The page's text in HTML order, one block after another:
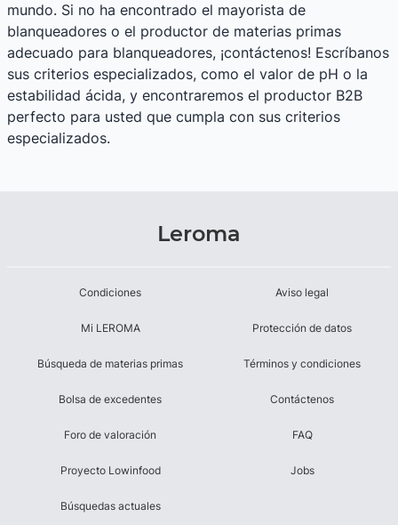
mundo. Si no ha encontrado el mayorista de
blanqueadores o el productor de materias primas
adecuado para blanqueadores, ¡contáctenos! Escríbanos
sus criterios especializados, como el valor de pH o la
estabilidad ácida, y encontraremos el productor B2B
perfecto para usted que cumpla con sus criterios
especializados.
Leroma
Condiciones
Mi LEROMA
Búsqueda de materias primas
Bolsa de excedentes
Foro de valoración
Proyecto Lowinfood
Búsquedas actuales
Aviso legal
Protección de datos
Términos y condiciones
Contáctenos
FAQ
Jobs